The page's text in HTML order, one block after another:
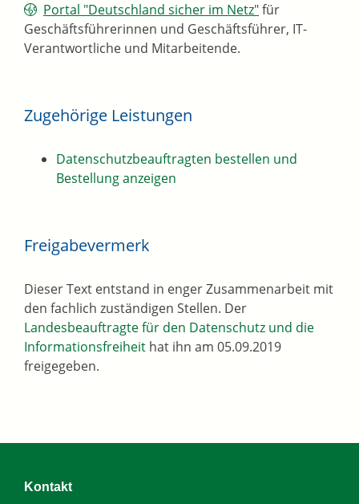
Portal "Deutschland sicher im Netz"für
Geschäftsführerinnen und Geschäftsführer, IT-
Verantwortliche und Mitarbeitende.
Zugehörige Leistungen
Datenschutzbeauftragten bestellen und
Bestellung anzeigen
Freigabevermerk
Dieser Text entstand in enger Zusammenarbeit mit
den fachlich zuständigen Stellen. Der
Landesbeauftragte für den Datenschutz und die
Informationsfreiheit hat ihn am 05.09.2019
freigegeben.
Kontakt